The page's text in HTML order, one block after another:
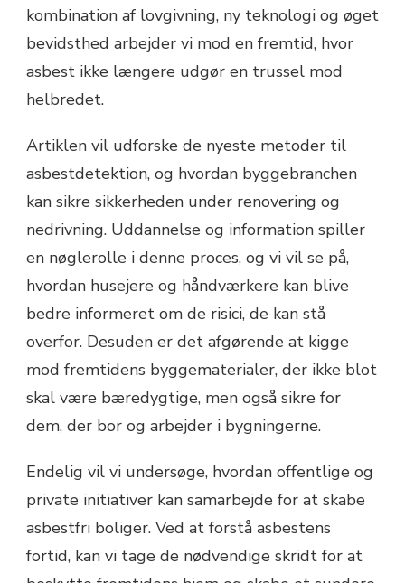
kombination af lovgivning, ny teknologi og øget
bevidsthed arbejder vi mod en fremtid, hvor
asbest ikke længere udgør en trussel mod
helbredet.
Artiklen vil udforske de nyeste metoder til
asbestdetektion, og hvordan byggebranchen
kan sikre sikkerheden under renovering og
nedrivning. Uddannelse og information spiller
en nøglerolle i denne proces, og vi vil se på,
hvordan husejere og håndværkere kan blive
bedre informeret om de risici, de kan stå
overfor. Desuden er det afgørende at kigge
mod fremtidens byggematerialer, der ikke blot
skal være bæredygtige, men også sikre for
dem, der bor og arbejder i bygningerne.
Endelig vil vi undersøge, hvordan offentlige og
private initiativer kan samarbejde for at skabe
asbestfri boliger. Ved at forstå asbestens
fortid, kan vi tage de nødvendige skridt for at